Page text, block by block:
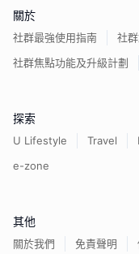
關於
社群最強使用指南
社
社群焦點功能及升級計劃
探索
U Lifestyle Travel
e-zone
其他
關於我們 免責聲明